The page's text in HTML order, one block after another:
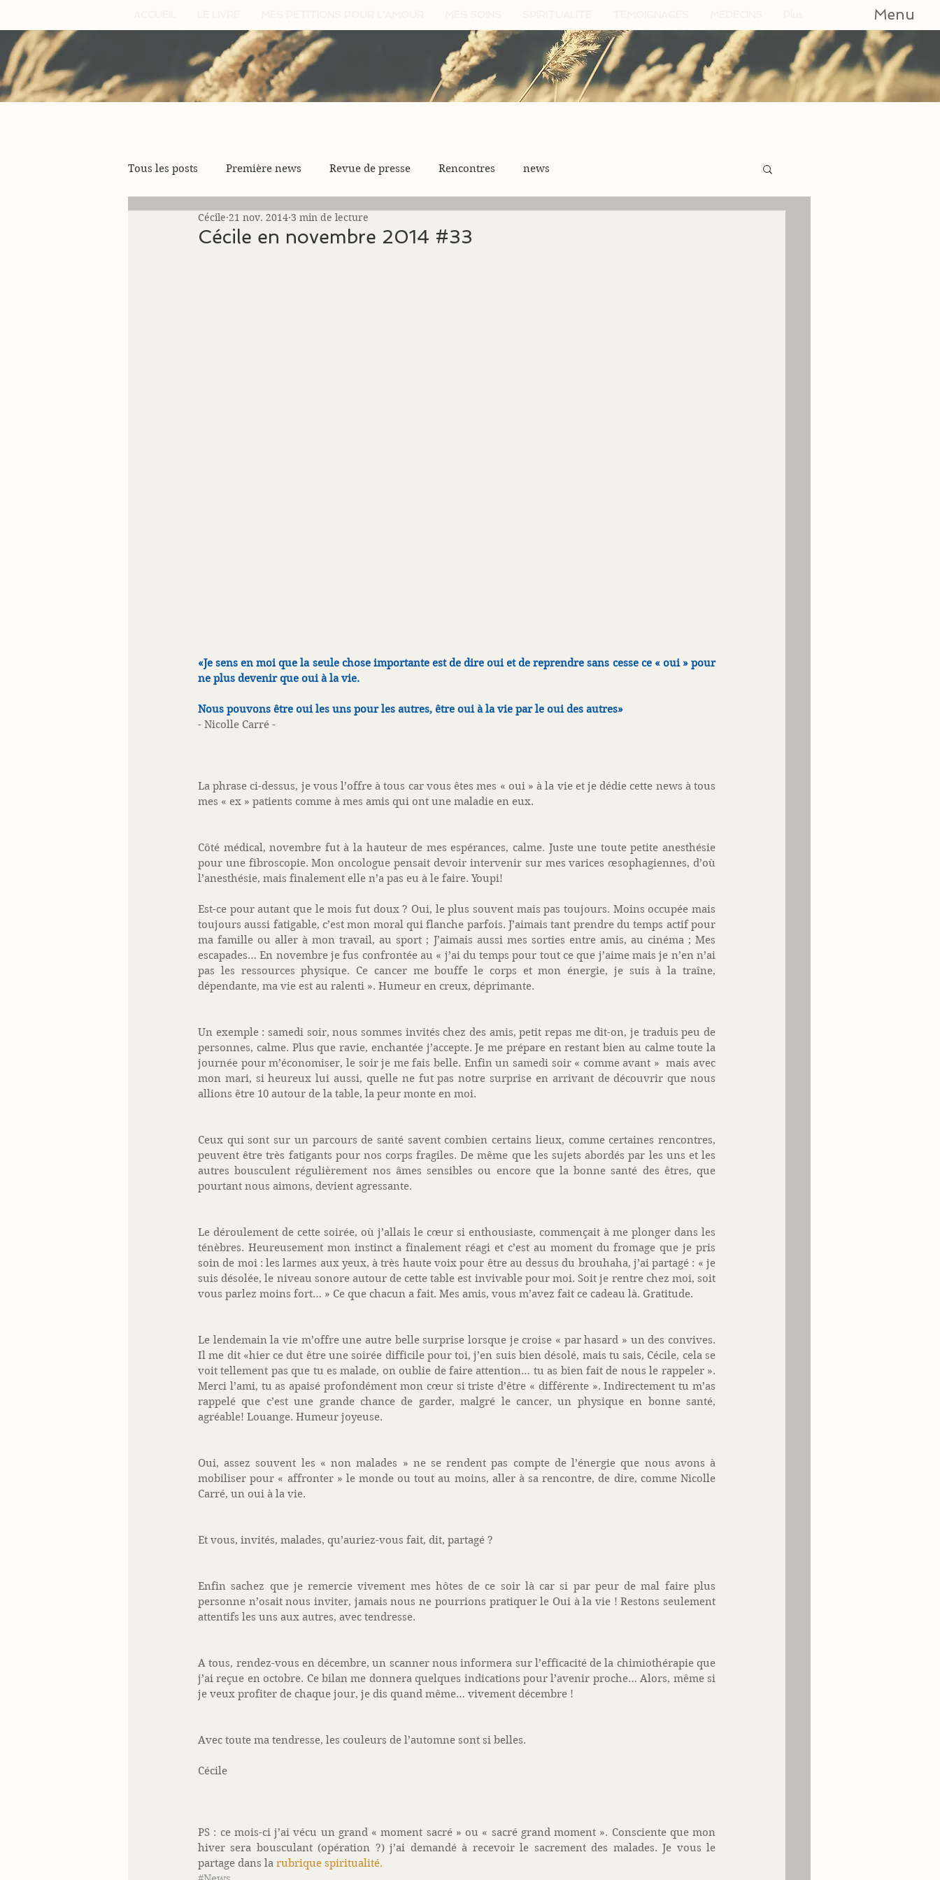
Menu
Tous les posts Première news Revue de presse Rencontres news
Cécile en novembre 2014 #33
Cécile 21 nov. 2014 3 min de lecture
«Je sens en moi que la seule chose importante est de dire oui et de reprendre sans cesse ce « oui » pour
ne plus devenir que oui à la vie.
Nous pouvons être oui les uns pour les autres, être oui à la vie par le oui des autres»
- Nicolle Carré -
La phrase ci-dessus, je vous l’offre à tous car vous êtes mes « oui » à la vie et je dédie cette news à tous
mes « ex » patients comme à mes amis qui ont une maladie en eux.
Côté médical, novembre fut à la hauteur de mes espérances, calme. Juste une toute petite anesthésie
pour une fibroscopie. Mon oncologue pensait devoir intervenir sur mes varices œsophagiennes, d’où
l’anesthésie, mais finalement elle n’a pas eu à le faire. Youpi!
Est-ce pour autant que le mois fut doux ? Oui, le plus souvent mais pas toujours. Moins occupée mais
toujours aussi fatigable, c’est mon moral qui flanche parfois. J’aimais tant prendre du temps actif pour
ma famille ou aller à mon travail, au sport ; J’aimais aussi mes sorties entre amis, au cinéma ; Mes
escapades… En novembre je fus confrontée au « j’ai du temps pour tout ce que j’aime mais je n’en n’ai
pas les ressources physique. Ce cancer me bouffe le corps et mon énergie, je suis à la traîne,
dépendante, ma vie est au ralenti ». Humeur en creux, déprimante.
Un exemple : samedi soir, nous sommes invités chez des amis, petit repas me dit-on, je traduis peu de
personnes, calme. Plus que ravie, enchantée j’accepte. Je me prépare en restant bien au calme toute la
journée pour m’économiser, le soir je me fais belle. Enfin un samedi soir « comme avant »  mais avec
mon mari, si heureux lui aussi, quelle ne fut pas notre surprise en arrivant de découvrir que nous
allions être 10 autour de la table, la peur monte en moi.
Ceux qui sont sur un parcours de santé savent combien certains lieux, comme certaines rencontres,
peuvent être très fatigants pour nos corps fragiles. De même que les sujets abordés par les uns et les
autres bousculent régulièrement nos âmes sensibles ou encore que la bonne santé des êtres, que
pourtant nous aimons, devient agressante.
Le déroulement de cette soirée, où j’allais le cœur si enthousiaste, commençait à me plonger dans les
ténèbres. Heureusement mon instinct a finalement réagi et c’est au moment du fromage que je pris
soin de moi : les larmes aux yeux, à très haute voix pour être au dessus du brouhaha, j’ai partagé : « je
suis désolée, le niveau sonore autour de cette table est invivable pour moi. Soit je rentre chez moi, soit
vous parlez moins fort… » Ce que chacun a fait. Mes amis, vous m’avez fait ce cadeau là. Gratitude.
Le lendemain la vie m’offre une autre belle surprise lorsque je croise « par hasard » un des convives.
Il me dit «hier ce dut être une soirée difficile pour toi, j’en suis bien désolé, mais tu sais, Cécile, cela se
voit tellement pas que tu es malade, on oublie de faire attention… tu as bien fait de nous le rappeler ».
Merci l’ami, tu as apaisé profondément mon cœur si triste d’être « différente ». Indirectement tu m’as
rappelé que c’est une grande chance de garder, malgré le cancer, un physique en bonne santé,
agréable! Louange. Humeur joyeuse.
Oui, assez souvent les « non malades » ne se rendent pas compte de l’énergie que nous avons à
mobiliser pour « affronter » le monde ou tout au moins, aller à sa rencontre, de dire, comme Nicolle
Carré, un oui à la vie.
Et vous, invités, malades, qu’auriez-vous fait, dit, partagé ?
Enfin sachez que je remercie vivement mes hôtes de ce soir là car si par peur de mal faire plus
personne n’osait nous inviter, jamais nous ne pourrions pratiquer le Oui à la vie ! Restons seulement
attentifs les uns aux autres, avec tendresse.
A tous, rendez-vous en décembre, un scanner nous informera sur l’efficacité de la chimiothérapie que
j’ai reçue en octobre. Ce bilan me donnera quelques indications pour l’avenir proche… Alors, même si
je veux profiter de chaque jour, je dis quand même… vivement décembre !
Avec toute ma tendresse, les couleurs de l’automne sont si belles.
Cécile
PS : ce mois-ci j’ai vécu un grand « moment sacré » ou « sacré grand moment ». Consciente que mon
hiver sera bousculant (opération ?) j’ai demandé à recevoir le sacrement des malades. Je vous le
partage dans la rubrique spiritualité.